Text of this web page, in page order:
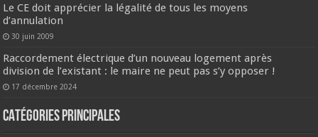
Le CE doit apprécier la légalité de tous les moyens
d’annulation
30 juin 2009
Raccordement électrique d’un nouveau logement après
division de l’existant : le maire ne peut pas s’y opposer !
17 décembre 2024
CATÉGORIES PRINCIPALES